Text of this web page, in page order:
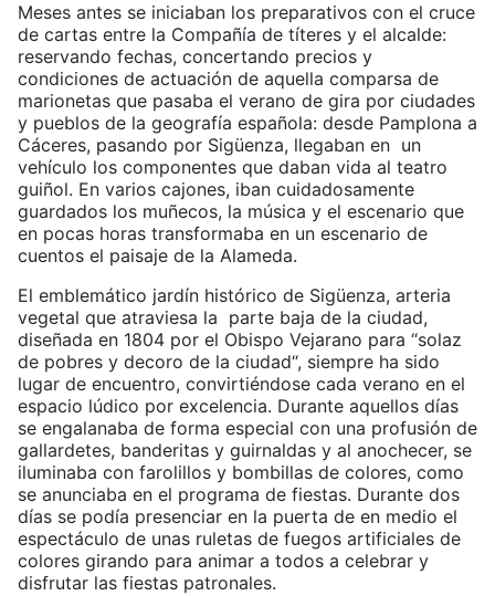
Meses antes se iniciaban los preparativos con el cruce
de cartas entre la Compañía de títeres y el alcalde:
reservando fechas, concertando precios y
condiciones de actuación de aquella comparsa de
marionetas que pasaba el verano de gira por ciudades
y pueblos de la geografía española: desde Pamplona a
Cáceres, pasando por Sigüenza, llegaban en un
vehículo los componentes que daban vida al teatro
guiñol. En varios cajones, iban cuidadosamente
guardados los muñecos, la música y el escenario que
en pocas horas transformaba en un escenario de
cuentos el paisaje de la Alameda.
El emblemático jardín histórico de Sigüenza, arteria
vegetal que atraviesa la parte baja de la ciudad,
diseñada en 1804 por el Obispo Vejarano para “solaz
de pobres y decoro de la ciudad“, siempre ha sido
lugar de encuentro, convirtiéndose cada verano en el
espacio lúdico por excelencia. Durante aquellos días
se engalanaba de forma especial con una profusión de
gallardetes, banderitas y guirnaldas y al anochecer, se
iluminaba con farolillos y bombillas de colores, como
se anunciaba en el programa de fiestas. Durante dos
días se podía presenciar en la puerta de en medio el
espectáculo de unas ruletas de fuegos artificiales de
colores girando para animar a todos a celebrar y
disfrutar las fiestas patronales.